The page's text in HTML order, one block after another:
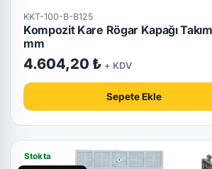
KKT-100-B-B125
Kompozit Kare Rögar Kapağı
mm
4.604,20 ₺ + KDV
Sepete Ekle
Stokta